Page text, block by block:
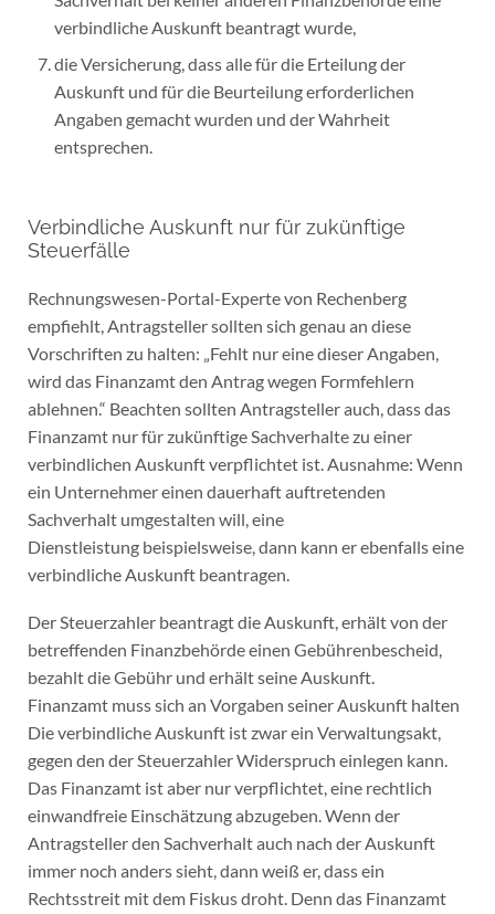
verbindliche Auskunft beantragt wurde,
die Versicherung, dass alle für die Erteilung der
Auskunft und für die Beurteilung erforderlichen
Angaben gemacht wurden und der Wahrheit
entsprechen.
Verbindliche Auskunft nur für zukünftige
Steuerfälle
Rechnungswesen-Portal-Experte von Rechenberg
empfiehlt, Antragsteller sollten sich genau an diese
Vorschriften zu halten: „Fehlt nur eine dieser Angaben,
wird das Finanzamt den Antrag wegen Formfehlern
ablehnen.“ Beachten sollten Antragsteller auch, dass das
Finanzamt nur für zukünftige Sachverhalte zu einer
verbindlichen Auskunft verpflichtet ist. Ausnahme: Wenn
ein Unternehmer einen dauerhaft auftretenden
Sachverhalt umgestalten will, eine
Dienstleistung beispielsweise, dann kann er ebenfalls eine
verbindliche Auskunft beantragen.
Der Steuerzahler beantragt die Auskunft, erhält von der
betreffenden Finanzbehörde einen Gebührenbescheid,
bezahlt die Gebühr und erhält seine Auskunft.
Finanzamt muss sich an Vorgaben seiner Auskunft halten
Die verbindliche Auskunft ist zwar ein Verwaltungsakt,
gegen den der Steuerzahler Widerspruch einlegen kann.
Das Finanzamt ist aber nur verpflichtet, eine rechtlich
einwandfreie Einschätzung abzugeben. Wenn der
Antragsteller den Sachverhalt auch nach der Auskunft
immer noch anders sieht, dann weiß er, dass ein
Rechtsstreit mit dem Fiskus droht. Denn das Finanzamt